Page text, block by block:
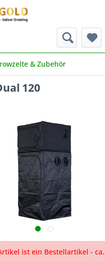
& Zubehör
120
ist ein Bestellartikel - ca.